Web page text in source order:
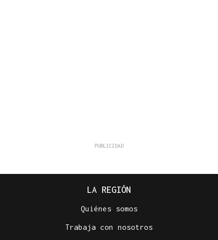
LA REGIÓN
Quiénes somos
Trabaja con nosotros